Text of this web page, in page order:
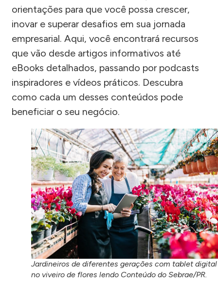
orientações para que você possa crescer,
inovar e superar desafios em sua jornada
empresarial. Aqui, você encontrará recursos
que vão desde artigos informativos até
eBooks detalhados, passando por podcasts
inspiradores e vídeos práticos. Descubra
como cada um desses conteúdos pode
beneficiar o seu negócio.
Jardineiros de diferentes gerações com tablet digital
no viveiro de flores lendo Conteúdo do Sebrae/PR.